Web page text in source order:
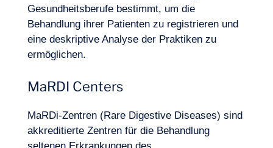
Gesundheitsberufe bestimmt, um die
Behandlung ihrer Patienten zu registrieren und
eine deskriptive Analyse der Praktiken zu
ermöglichen.
MaRDI Centers
MaRDi-Zentren (Rare Digestive Diseases) sind
akkreditierte Zentren für die Behandlung